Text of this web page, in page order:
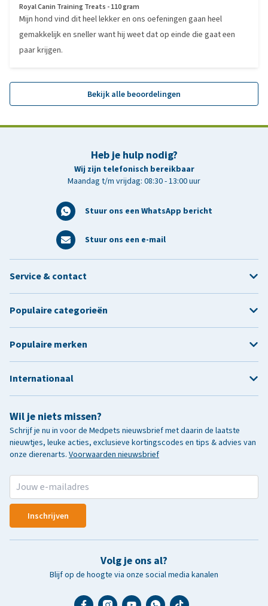
Royal Canin Training Treats - 110 gram
Mijn hond vind dit heel lekker en ons oefeningen gaan heel
gemakkelijk en sneller want hij weet dat op einde die gaat een
paar krijgen.
Bekijk alle beoordelingen
Heb je hulp nodig?
Wij zijn telefonisch bereikbaar
Maandag t/m vrijdag: 08:30 - 13:00 uur
Stuur ons een WhatsApp bericht
Stuur ons een e-mail
Wil je niets missen?
Schrijf je nu in voor de Medpets nieuwsbrief met daarin de laatste
nieuwtjes, leuke acties, exclusieve kortingscodes en tips & advies van
onze dierenarts. Voorwaarden nieuwsbrief
Inschrijven
Volg je ons al?
Blijf op de hoogte via onze social media kanalen
Service & contact
Populaire categorieën
Populaire merken
Internationaal